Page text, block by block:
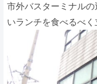
市外バスターミナル
いランチを食べるべく